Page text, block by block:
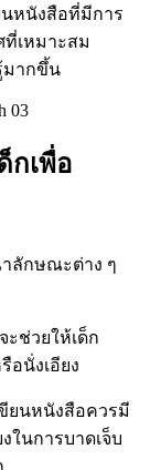
นหนังสือที่มีการ
ที่เหมาะสม
มากขึ้น
กเพื่อ
ลักษณะต่าง ๆ
ช่วยให้เด็ก
อนั่งเอียง
ยนหนังสือควรมี
ในการบาดเจ็บ